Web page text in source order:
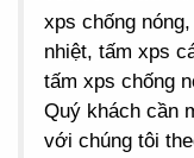
xps chống
nhiệt, tấm xps
tấm xps chống
Quý khách cần
với chúng tôi